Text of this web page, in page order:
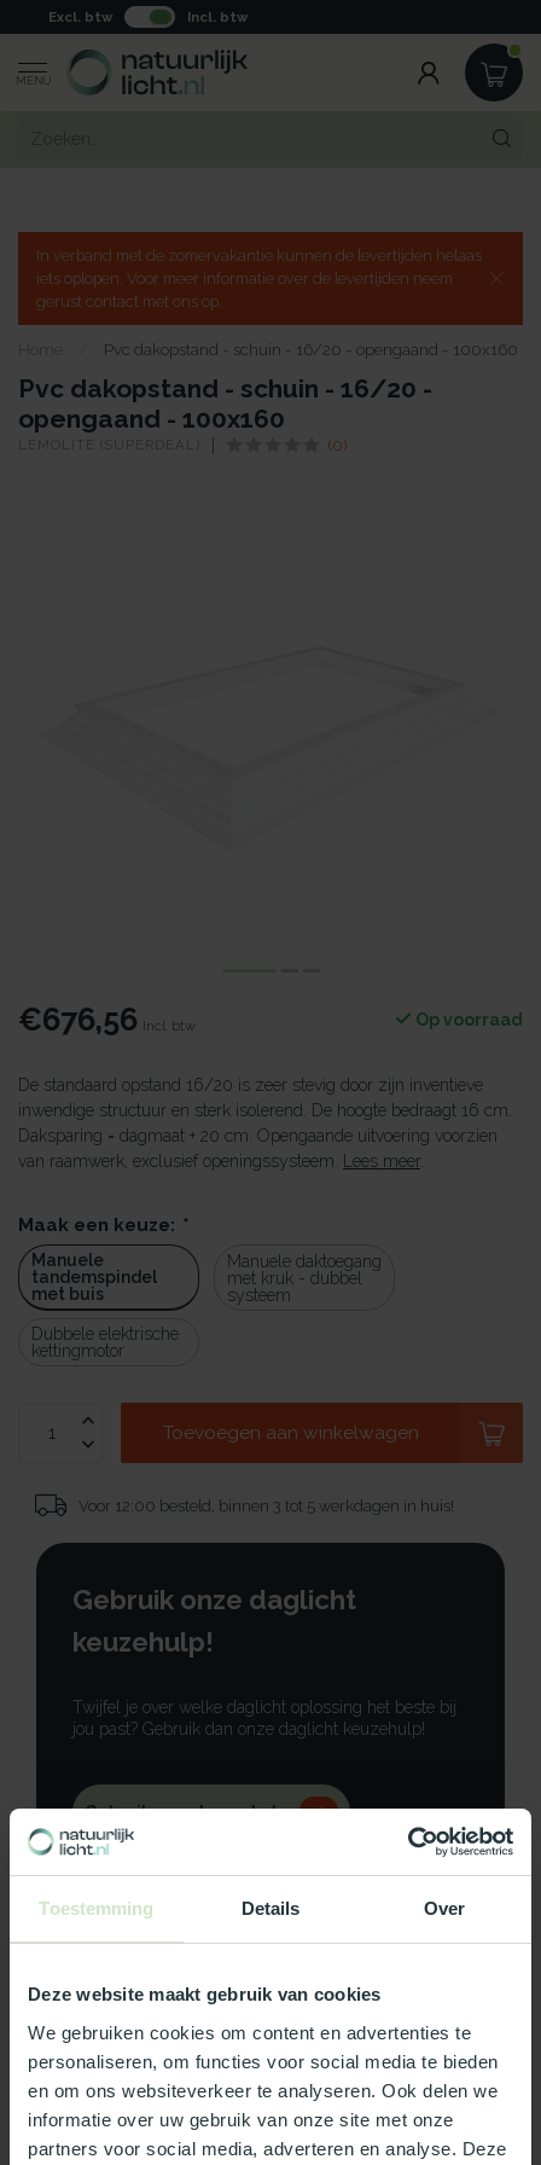
Toestemming Details Over
Deze website maakt gebruik van cookies
We gebruiken cookies om content en advertenties te
personaliseren, om functies voor social media te bieden
en om ons websiteverkeer te analyseren. Ook delen we
informatie over uw gebruik van onze site met onze
partners voor social media, adverteren en analyse. Deze
Excl. btw Incl. btw
MENU
In verband met de zomervakantie kunnen de levertijden helaas
iets oplopen. Voor meer informatie over de levertijden neem
gerust contact met ons op.
Home Pvc dakopstand - schuin - 16/20 - opengaand - 100x160
Pvc dakopstand - schuin - 16/20 -
opengaand - 100x160
LEMOLITE (SUPERDEAL) (0)
€676,56 Incl. btw Op voorraad
De standaard opstand 16/20 is zeer stevig door zijn inventieve
inwendige structuur en sterk isolerend. De hoogte bedraagt 16 cm.
Daksparing = dagmaat + 20 cm. Opengaande uitvoering voorzien
van raamwerk, exclusief openingssysteem.
Lees meer.
Maak een keuze: *
Manuele
tandemspindel
met buis
Manuele daktoegang
met kruk - dubbel
systeem
Dubbele elektrische
kettingmotor
Toevoegen aan winkelwagen
Voor 12:00 besteld, binnen 3 tot 5 werkdagen in huis!
Gebruik onze daglicht
keuzehulp!
Twijfel je over welke daglicht oplossing het beste bij
jou past? Gebruik dan onze daglicht keuzehulp!
Gebruik onze keuzehulp
Neem contact op
Productomschrijving
Specificaties
Reviews